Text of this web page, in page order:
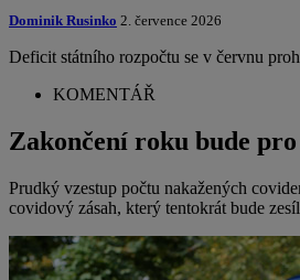
Dominik Rusinko 2. července 2026
Deficit státního rozpočtu se v červnu
KOMENTÁŘ
Zakončení roku bude
Prudký vzestup počtu nakažených
covidový zásah, který tentokrát bude